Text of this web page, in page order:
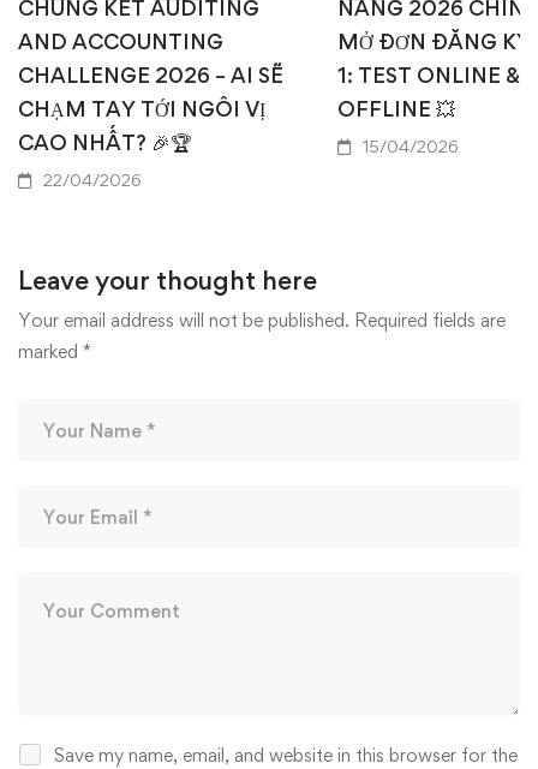
CHUNG KẾT AUDITING
AND ACCOUNTING
CHALLENGE 2026 – AI SẼ
CHẠM TAY TỚI NGÔI VỊ
CAO NHẤT? 🎉🏆
22/04/2026
NĂNG 2026
MỞ ĐƠN ĐĂNG KÝ
1: TEST ONLINE &
OFFLINE 💥
15/04/2026
Leave your thought here
Your email address will not be published. Required fields are
marked *
Save my name, email, and website in this browser for the